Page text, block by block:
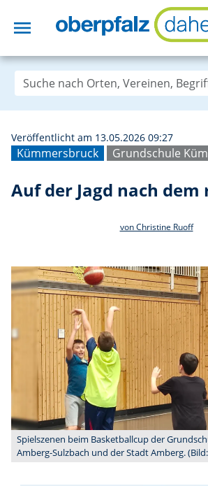
menu Auf
Kümmersbruck Grundschule
Veröffentlicht am 13.05.2026 09:27
Auf der Jagd nach dem
von Christine Ruoff
Spielszenen beim Basketballcup der
Amberg-Sulzbach und der Stadt Amberg.